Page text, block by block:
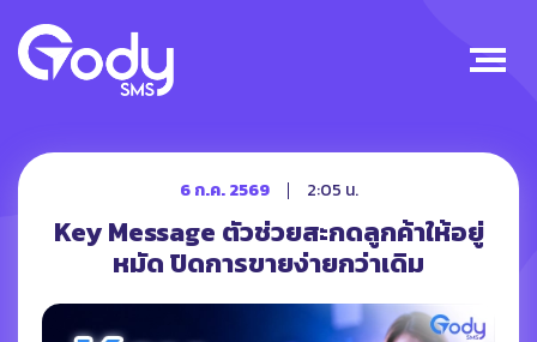
6 ก.ค. 2569 2:05 น.
Key Message ตัวช่วยสะกดลูกค้าให้อยู่
หมัด ปิดการขายง่ายกว่าเดิม